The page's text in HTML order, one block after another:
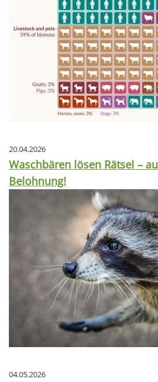
20.04.2026
Waschbären lösen Rätsel –
Belohnung!
04.05.2026